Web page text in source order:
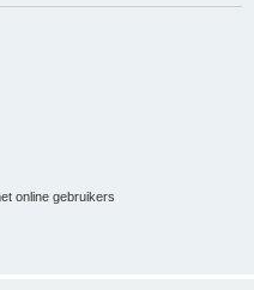
online gebruikers